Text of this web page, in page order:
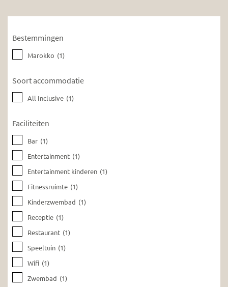
Bestemmingen
Marokko (1)
Soort accommodatie
All Inclusive (1)
Faciliteiten
Bar (1)
Entertainment (1)
Entertainment kinderen (1)
Fitnessruimte (1)
Kinderzwembad (1)
Receptie (1)
Restaurant (1)
Speeltuin (1)
Wifi (1)
Zwembad (1)